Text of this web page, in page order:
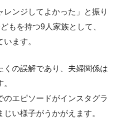
ンジしてよかった」と振り
もを持つ9人家族として、
ます。
くの誤解であり、夫婦関係は
エピソードがインスタグラ
い様子がうかがえます。